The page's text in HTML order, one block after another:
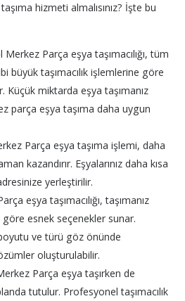
hizmeti almalısınız? İşte bu
Merkez Parça eşya taşımacılığı, tüm
büyük taşımacılık işlemlerine göre
miktarda eşya taşımanız
parça eşya taşıma daha uygun
Parça eşya taşıma işlemi, daha
kazandırır. Eşyalarınız daha kısa
yerleştirilir.
eşya taşımacılığı, taşımanız
göre esnek seçenekler sunar.
boyutu ve türü göz önünde
oluşturulabilir.
Parça eşya taşırken de
tutulur. Profesyonel taşımacılık